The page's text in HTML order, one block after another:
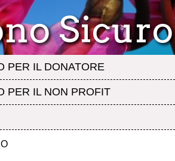
Sicuro
PER IL DONATORE
PER IL NON PROFIT